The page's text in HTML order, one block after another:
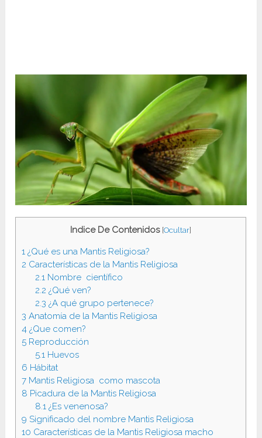
Indice De Contenidos [Ocultar]
1 ¿Qué es una Mantis Religiosa?
2 Características de la Mantis Religiosa
2.1Nombre científico
2.2 ¿Qué ven?
2.3 ¿A qué grupo pertenece?
3 Anatomía de la Mantis Religiosa
4 ¿Que comen?
5 Reproducción
5.1Huevos
6 Hábitat
7 Mantis Religiosa como mascota
8 Picadura de la Mantis Religiosa
8.1¿Es venenosa?
9 Significado del nombre Mantis Religiosa
10 Características de la Mantis Religiosa macho